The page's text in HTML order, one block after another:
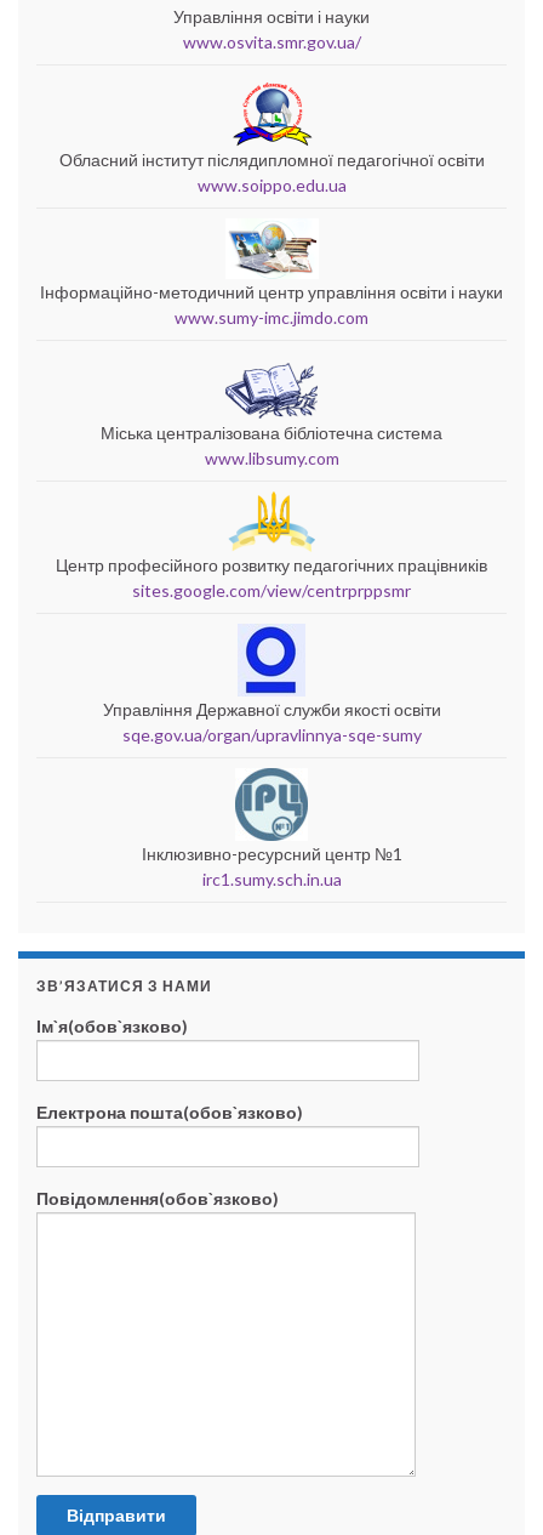
Управління освіти і науки
www.osvita.smr.gov.ua/
Обласний інститут післядипломної педагогічної освіти
www.soippo.edu.ua
Інформаційно-методичний центр управління освіти і науки
www.sumy-imc.jimdo.com
Міська централізована бібліотечна система
www.libsumy.com
Центр професійного розвитку педагогічних працівників
sites.google.com/view/centrprppsmr
Управління Державної служби якості освіти
sqe.gov.ua/organ/upravlinnya-sqe-sumy
Інклюзивно-ресурсний центр №1
irc1.sumy.sch.in.ua
ЗВ’ЯЗАТИСЯ З НАМИ
Ім`я(обов`язково)
Електрона пошта(обов`язково)
Повідомлення(обов`язково)